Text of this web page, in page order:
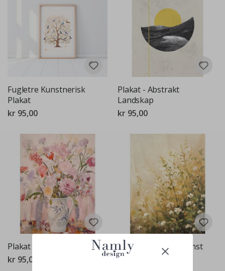
Fugletre Kunstnerisk
Plakat
kr 95,00
Plakat - Abstrakt
Landskap
kr 95,00
Plakat - Blomster Vase
kr 95,00
Plakat - Blomsterkunst
kr 95,00